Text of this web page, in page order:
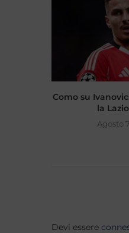
Como su
la
Agosto
Devi essere